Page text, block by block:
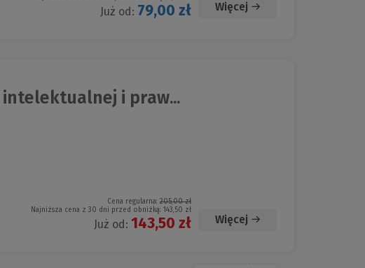
Już od: 79,00 zł Więcej
intelektualnej i praw...
Cena regularna: 205,00 zł
Najniższa cena z 30 dni przed obniżką: 143,50 zł
Już od: 143,50 zł Więcej